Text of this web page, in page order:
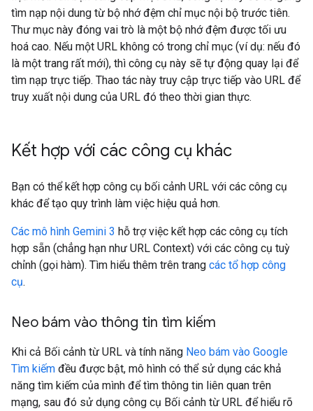
tìm nạp nội dung từ bộ nhớ đệm chỉ mục nội bộ trước tiên.
Thư mục này đóng vai trò là một bộ nhớ đệm được tối ưu
hoá cao. Nếu một URL không có trong chỉ mục (ví dụ: nếu đó
là một trang rất mới), thì công cụ này sẽ tự động quay lại để
tìm nạp trực tiếp. Thao tác này truy cập trực tiếp vào URL để
truy xuất nội dung của URL đó theo thời gian thực.
Kết hợp với các công cụ khác
Bạn có thể kết hợp công cụ bối cảnh URL với các công cụ
khác để tạo quy trình làm việc hiệu quả hơn.
Các mô hình Gemini 3 hỗ trợ việc kết hợp các công cụ tích
hợp sẵn (chẳng hạn như URL Context) với các công cụ tuỳ
chỉnh (gọi hàm). Tìm hiểu thêm trên trang các tổ hợp công
cụ.
Neo bám vào thông tin tìm kiếm
Khi cả Bối cảnh từ URL và tính năng Neo bám vào Google
Tìm kiếm đều được bật, mô hình có thể sử dụng các khả
năng tìm kiếm của mình để tìm thông tin liên quan trên
mạng, sau đó sử dụng công cụ Bối cảnh từ URL để hiểu rõ